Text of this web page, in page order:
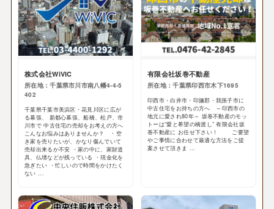
株式会社WiVIC
所在地：千葉県市川市南八幡4-4-5
402
千葉県千葉市美浜区・花見川区に広が
る幕張、 新都心幕張、船橋、松戸、市
川市で 中古住宅の売却をお考えの方へ
こんなお悩みはありませんか？ ・空
き家を売りたいが、かなり傷んでいて
売却出来るか不安 ・家の中に、家財道
具、仏壇などが残っている ・現金化を
急ぎたい ・忙しいので時間をかけたく
ない ...
有限会社坂巻不動産
所在地：千葉県印西市木下1695
印西市・白井市・印旛郡・我孫子市に
中古住宅をお持ちの方へ ～印西市の
地元に愛され80年～ 坂巻不動産のモッ
トーは“愛と希望の橋渡し” 有限会社坂
巻不動産に お任せ下さい！ ご要望
やご事情に合わせて最適な方法をご提
案させて頂きま ...